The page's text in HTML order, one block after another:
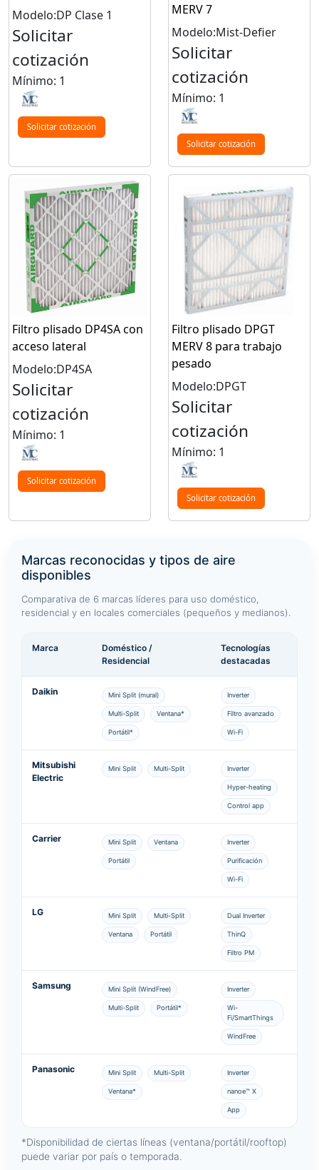
Modelo:DP Clase 1
Solicitar
cotización
Mínimo: 1
Solicitar cotización
MERV 7
Modelo:Mist-Defier
Solicitar
cotización
Mínimo: 1
Solicitar cotización
Filtro plisado DP4SA con
acceso lateral
Modelo:DP4SA
Solicitar
cotización
Mínimo: 1
Solicitar cotización
Filtro plisado DPGT
MERV 8 para trabajo
pesado
Modelo:DPGT
Solicitar
cotización
Mínimo: 1
Solicitar cotización
Marcas reconocidas y tipos de aire
disponibles
Comparativa de 6 marcas líderes para uso doméstico,
residencial y en locales comerciales (pequeños y medianos).
Marca
Doméstico /
Residencial
Tecnologías
destacadas
Daikin Mini Split (mural)
Multi-Split Ventana*
Portátil*
Inverter
Filtro avanzado
Wi-Fi
Mitsubishi
Electric
Mini Split Multi-Split Inverter
Hyper-heating
Control app
Carrier Mini Split Ventana
Portátil
Inverter
Purificación
Wi-Fi
LG Mini Split Multi-Split
Ventana Portátil
Dual Inverter
ThinQ
Filtro PM
Samsung Mini Split (WindFree)
Multi-Split Portátil*
Inverter
Wi-
Fi/SmartThings
WindFree
Panasonic Mini Split Multi-Split
Ventana*
Inverter
nanoe™ X
App
*Disponibilidad de ciertas líneas (ventana/portátil/rooftop)
puede variar por país o temporada.